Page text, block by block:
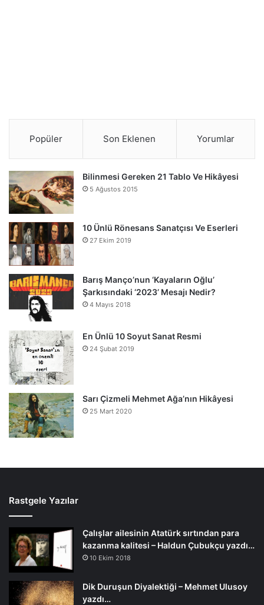
Popüler Son Eklenen Yorumlar
Bilinmesi Gereken 21 Tablo Ve Hikâyesi
5 Ağustos 2015
10 Ünlü Rönesans Sanatçısı Ve Eserleri
27 Ekim 2019
Barış Manço’nun ‘Kayaların Oğlu’
Şarkısındaki ‘2023’ Mesajı Nedir?
4 Mayıs 2018
En Ünlü 10 Soyut Sanat Resmi
24 Şubat 2019
Sarı Çizmeli Mehmet Ağa’nın Hikâyesi
25 Mart 2020
Rastgele Yazılar
Çalışlar ailesinin Atatürk sırtından para
kazanma kalitesi – Haldun Çubukçu yazdı…
10 Ekim 2018
Dik Duruşun Diyalektiği – Mehmet Ulusoy
yazdı…